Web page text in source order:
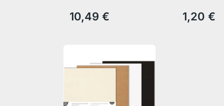
10,49 €
cm
1,20 €